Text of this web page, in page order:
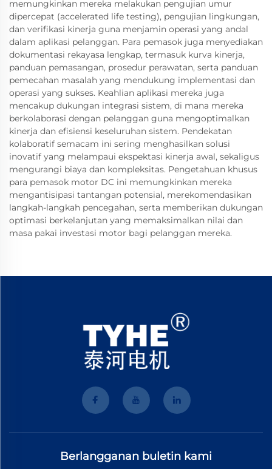
memungkinkan mereka melakukan pengujian umur
dipercepat (accelerated life testing), pengujian lingkungan,
dan verifikasi kinerja guna menjamin operasi yang andal
dalam aplikasi pelanggan. Para pemasok juga menyediakan
dokumentasi rekayasa lengkap, termasuk kurva kinerja,
panduan pemasangan, prosedur perawatan, serta panduan
pemecahan masalah yang mendukung implementasi dan
operasi yang sukses. Keahlian aplikasi mereka juga
mencakup dukungan integrasi sistem, di mana mereka
berkolaborasi dengan pelanggan guna mengoptimalkan
kinerja dan efisiensi keseluruhan sistem. Pendekatan
kolaboratif semacam ini sering menghasilkan solusi
inovatif yang melampaui ekspektasi kinerja awal, sekaligus
mengurangi biaya dan kompleksitas. Pengetahuan khusus
para pemasok motor DC ini memungkinkan mereka
mengantisipasi tantangan potensial, merekomendasikan
langkah-langkah pencegahan, serta memberikan dukungan
optimasi berkelanjutan yang memaksimalkan nilai dan
masa pakai investasi motor bagi pelanggan mereka.
Berlangganan buletin kami